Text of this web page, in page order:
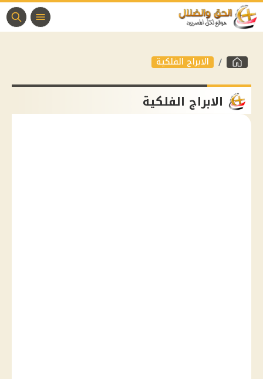
الابراج الفلكية
الابراج الفلكية